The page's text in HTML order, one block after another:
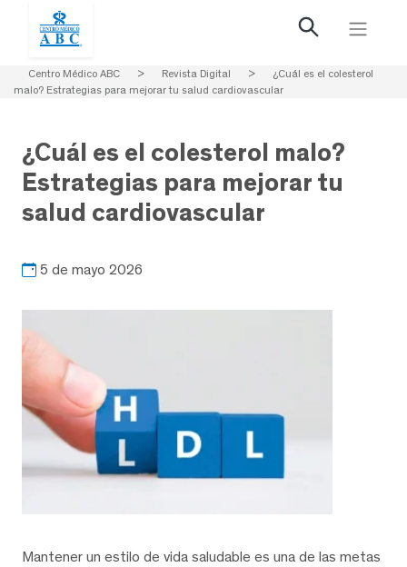
Centro Médico ABC > Revista Digital >
¿Cuál es el colesterol
malo? Estrategias para mejorar tu salud cardiovascular
¿Cuál es el colesterol malo?
Estrategias para mejorar tu
salud cardiovascular
5 de mayo 2026
Mantener un estilo de vida saludable es una de las metas